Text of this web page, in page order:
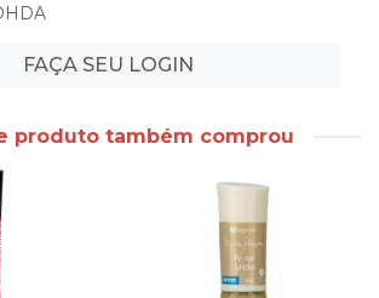
FAÇA SEU LOGIN
produto também comprou